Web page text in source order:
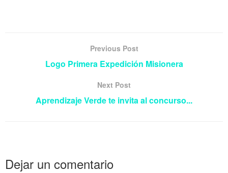
Previous Post
Logo Primera Expedición Misionera
Next Post
Aprendizaje Verde te invita al concurso...
Dejar un comentario